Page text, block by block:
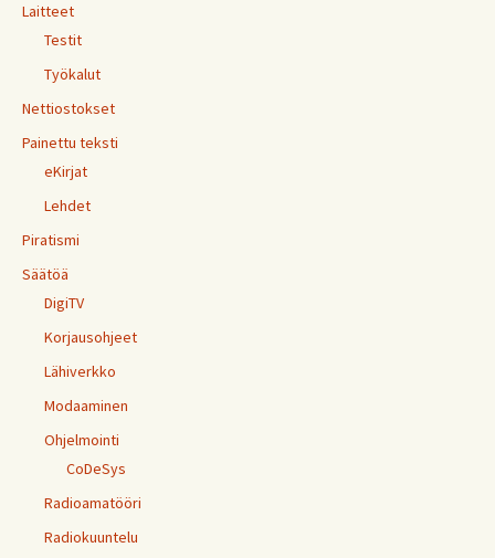
Laitteet
Testit
Työkalut
Nettiostokset
Painettu teksti
eKirjat
Lehdet
Piratismi
Säätöä
DigiTV
Korjausohjeet
Lähiverkko
Modaaminen
Ohjelmointi
CoDeSys
Radioamatööri
Radiokuuntelu